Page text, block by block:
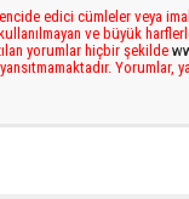
edici cümleler veya
ve büyük
yorumlar hiçbir şekilde
Yorumlar,